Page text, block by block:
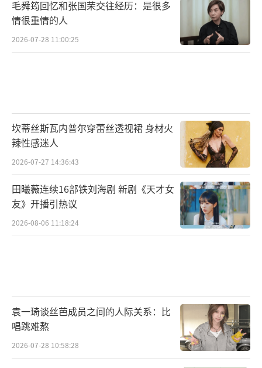
毛舜筠回忆和张国荣交往经历：是很多
情很重情的人
2026-07-28 11:00:25
坎蒂丝斯瓦内普尔穿蕾丝透视裙 身材火
辣性感迷人
2026-07-27 14:36:43
田曦薇连续16部铁刘海剧 新剧《天才女
友》开播引热议
2026-08-06 11:18:24
袁一琦谈丝芭成员之间的人际关系：比
唱跳难熬
2026-07-28 10:58:28